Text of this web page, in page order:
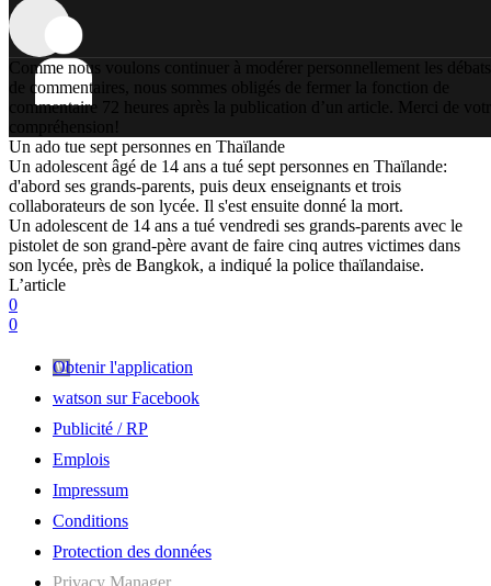
Comme nous voulons continuer à modérer personnellement les débats
de commentaires, nous sommes obligés de fermer la fonction de
commentaire 72 heures après la publication d’un article. Merci de
compréhension!
Un ado tue sept personnes en Thaïlande
Un adolescent âgé de 14 ans a tué sept personnes en Thaïlande:
d'abord ses grands-parents, puis deux enseignants et trois
collaborateurs de son lycée. Il s'est ensuite donné la mort.
Un adolescent de 14 ans a tué vendredi ses grands-parents avec le
pistolet de son grand-père avant de faire cinq autres victimes dans
son lycée, près de Bangkok, a indiqué la police thaïlandaise.
L’article
0
0
Obtenir l'application
watson sur Facebook
Publicité / RP
Emplois
Impressum
Conditions
Protection des données
Privacy Manager